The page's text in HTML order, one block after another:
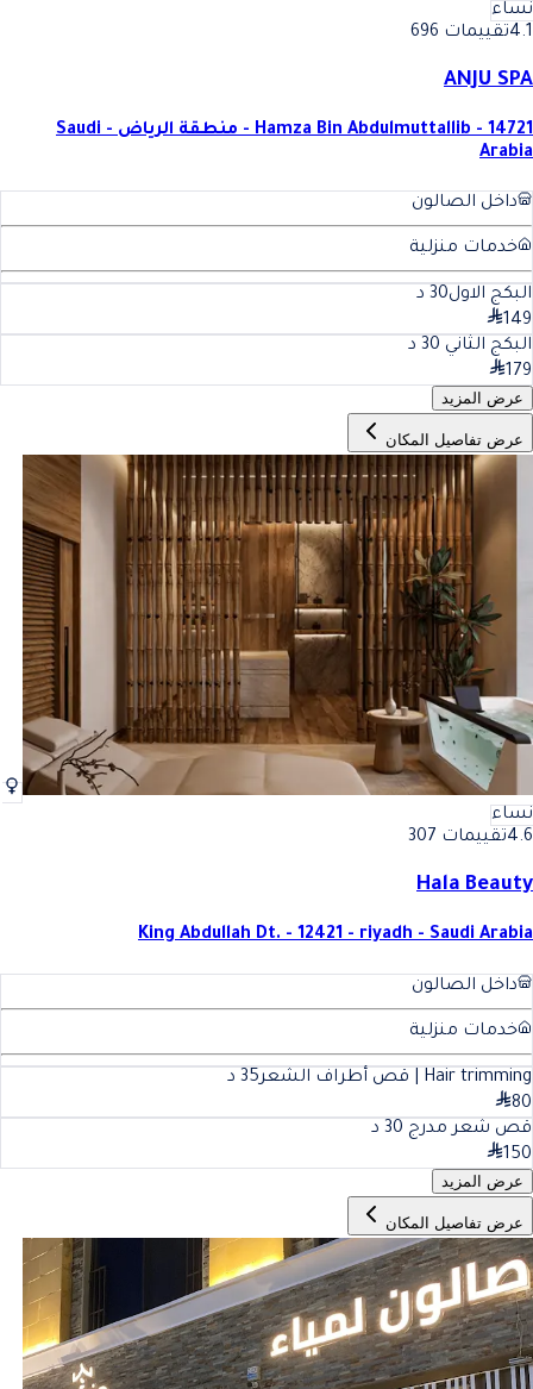
نساء
4.1تقييمات 696
ANJU SPA
Hamza Bin Abdulmuttallib - 14721 - منطقة الرياض - Saudi
Arabia
داخل الصالون
خدمات منزلية
البكج الاول30 د
149
البكج الثاني 30 د
179
عرض المزيد
عرض تفاصيل المكان
نساء
4.6تقييمات 307
Hala Beauty
King Abdullah Dt. - 12421 - riyadh - Saudi Arabia
داخل الصالون
خدمات منزلية
Hair trimming | قص أطراف الشعر 35 د
80
قص شعر مدرج 30 د
150
عرض المزيد
عرض تفاصيل المكان